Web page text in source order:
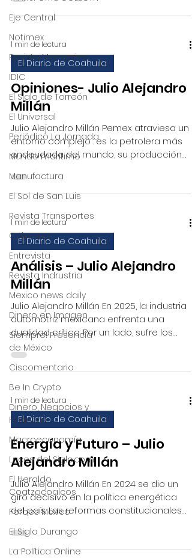
Eje Central
Notimex
Revista Magazzine
IDIC
El Siglo de Torreón
El Universal
Periódico La Jornada
Mundo marítimo
Manufactura
El Sol de San Luis
Revista Transportes
Columna
Entrevista
Revista Indrustria
Mexico news daily
Dinero en Imagen
Siempre! Presencia
de México
Ciscomentario
Be In Crypto
Dinero, Negocios y
Finanzas
Macroeconomía
Luces del Siglo.com
El Heraldo
Coatzacoalcos
Forbes México
El Siglo Durango
La Política Online
1 min de lectura
El Diario de Coahuila
Opiniones- Julio Alejandro
Millán
Julio Alejandro Millán Pemex atraviesa un
entorno complejo : es la petrolera más
endeudada del mundo, su producción
1 min de lectura
El Diario de Coahuila
Análisis – Julio Alejandro
Millán
Julio Alejandro Millán En 2025, la industria
automotriz mexicana enfrenta una
dualidad crítica. Por un lado, sufre los
efectos de un...
1 min de lectura
El Diario de Coahuila
Energía y Futuro – Julio
Alejandro Millán
Julio Alejandro Millán En 2024 se dio un
giro decisivo en la política energética
del país. Las reformas constitucionales